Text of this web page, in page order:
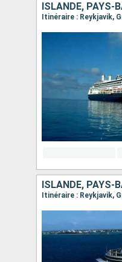
ISLANDE, PAYS-
Itinéraire : Reykjavik,
ISLANDE, PAYS-
Itinéraire : Reykjavik,